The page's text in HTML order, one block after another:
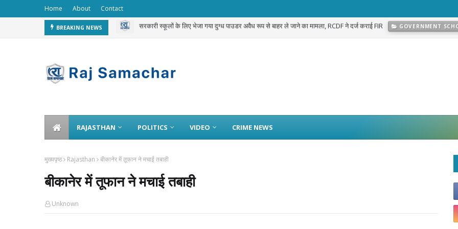
Home About Contact
BREAKING NEWS चलती ट्रेन से 3 करोड़ का गोल्ड चोरी प्रकरण का खुलासा: नवलगढ़ की जोहड़ी में गाड़े गए करीब 2 करोड़ रुपये मूल्य के सोने के आभूषण
RAJASTHAN POLITICS VIDEO CRIME NEWS
मुख्यपृष्ठ Rajasthan बीकानेर में तूफान ने मचाई तबाही
बीकानेर में तूफान ने मचाई तबाही
Unknown